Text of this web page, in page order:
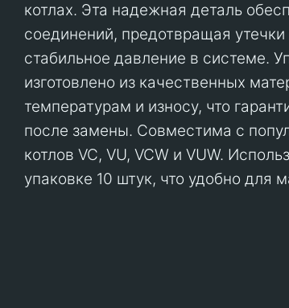
котлах. Эта надежная деталь
соединений, предотвращая
стабильное давление в системе.
изготовлено из качественных
температурам и износу, что
после замены. Совместима с
котлов VC, VU, VCW и VUW.
упаковке 10 штук, что удобно для